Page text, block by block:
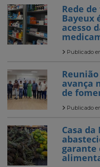
Rede
Bayeux
acesso
Publicado
avança
de
Publicado
Casa
garante